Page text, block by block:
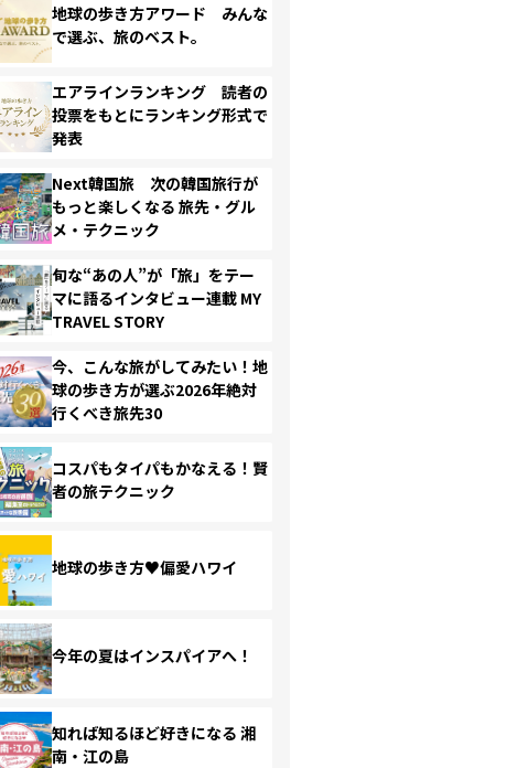
地球の歩き方アワード みんな
で選ぶ、旅のベスト。
エアラインランキング 読者の
投票をもとにランキング形式で
発表
Next韓国旅 次の韓国旅行が
もっと楽しくなる 旅先・グル
メ・テクニック
旬な“あの人”が「旅」をテー
マに語るインタビュー連載 MY
TRAVEL STORY
今、こんな旅がしてみたい！地
球の歩き方が選ぶ2026年絶対
行くべき旅先30
コスパもタイパもかなえる！賢
者の旅テクニック
地球の歩き方♥偏愛ハワイ
今年の夏はインスパイアへ！
知れば知るほど好きになる 湘
南・江の島